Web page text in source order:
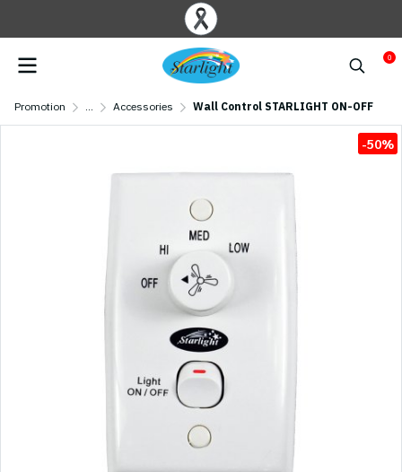
0
Promotion ... Accessories Wall Control STARLIGHT ON-OFF
-50%